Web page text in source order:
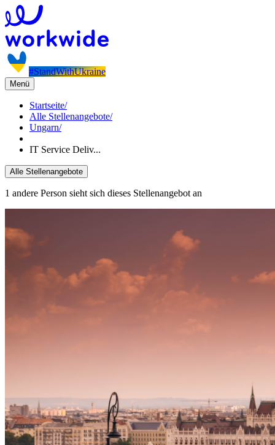
#StandWithUkraine
Menü
Startseite/
Alle Stellenangebote/
Ungarn/
IT Service Deliv...
Alle Stellenangebote
1 andere Person sieht sich dieses Stellenangebot an